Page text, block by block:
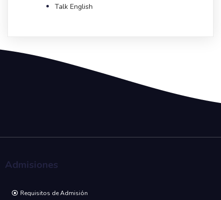
Talk English
Admisiones
Requisitos de Admisión